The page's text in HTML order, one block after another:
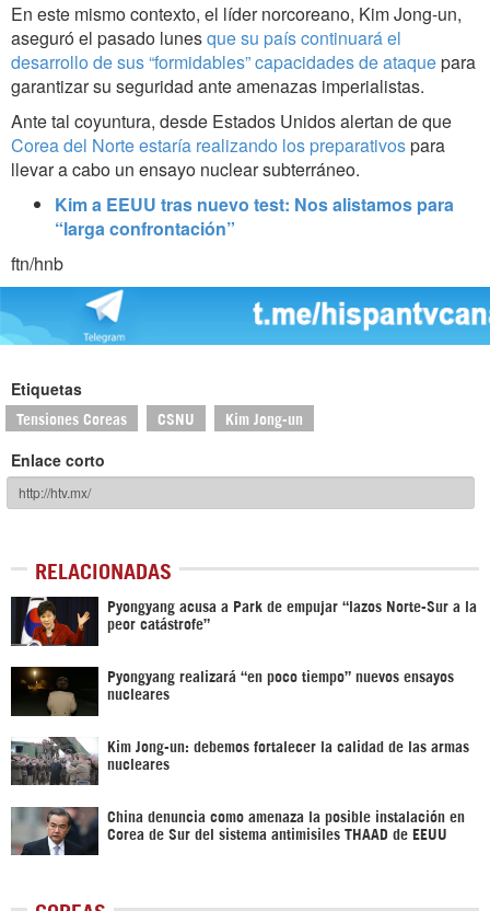
En este mismo contexto, el líder norcoreano, Kim Jong-un,
aseguró el pasado lunesque su país continuará el
desarrollo de sus “formidables” capacidades de ataquepara
garantizar su seguridad ante amenazas imperialistas.
Ante tal coyuntura, desde Estados Unidos alertan de que
Corea del Norte estaría realizando los preparativospara
llevar a cabo un ensayo nuclear subterráneo.
Kim a EEUU tras nuevo test: Nos alistamos para
“larga confrontación”
ftn/hnb
Etiquetas
Tensiones Coreas CSNU Kim Jong-un
Enlace corto
RELACIONADAS
Pyongyang acusa a Park de empujar “lazos Norte-Sur a la
peor catástrofe”
Pyongyang realizará “en poco tiempo” nuevos ensayos
nucleares
Kim Jong-un: debemos fortalecer la calidad de las armas
nucleares
China denuncia como amenaza la posible instalación en
Corea de Sur del sistema antimisiles THAAD de EEUU